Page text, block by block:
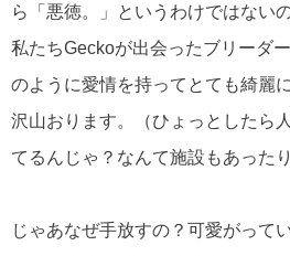
ら「悪徳。」というわけではない
私たちGeckoが出会ったブリーダ
のように愛情を持ってとても綺麗
沢山おります。（ひょっとしたら
てるんじゃ？なんて施設もあったり
じゃあなぜ手放すの？可愛がって